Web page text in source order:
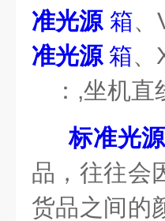
准光源箱、
准光源箱、
： ,坐机直
标准光源
品，往往会
货品之间的